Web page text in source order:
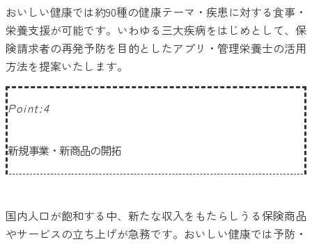
おいしい健康では約90種の健康テーマ・疾患に対する食事・
栄養支援が可能です。いわゆる三大疾病をはじめとして、保
険請求者の再発予防を目的としたアプリ・管理栄養士の活用
方法を提案いたします。
Point:4
新規事業・新商品の開拓
国内人口が飽和する中、新たな収入をもたらしうる保険商品
やサービスの立ち上げが急務です。おいしい健康では予防・